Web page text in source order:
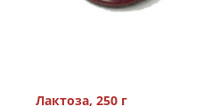
Лактоза, 250 г